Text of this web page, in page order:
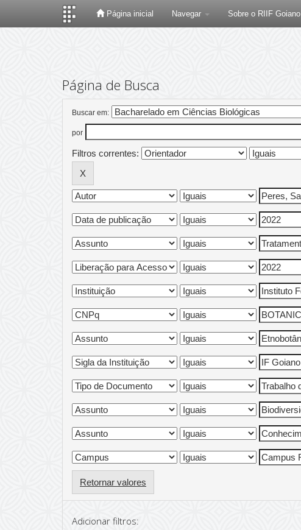
Página inicial Navegar Sobre o RIIF Goiano
Página de Busca
Buscar em:
por
Filtros correntes:
Retornar valores
Adicionar filtros: